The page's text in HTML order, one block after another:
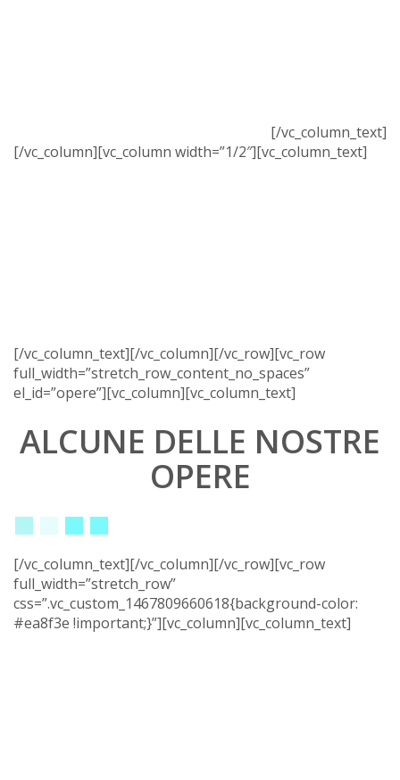
[/vc_column_text]
[/vc_column][vc_column width=”1/2″][vc_column_text]
[/vc_column_text][/vc_column][/vc_row][vc_row
full_width=”stretch_row_content_no_spaces”
el_id=”opere”][vc_column][vc_column_text]
ALCUNE DELLE NOSTRE
OPERE
[/vc_column_text][/vc_column][/vc_row][vc_row
full_width=”stretch_row”
css=”.vc_custom_1467809660618{background-color:
#ea8f3e !important;}”][vc_column][vc_column_text]